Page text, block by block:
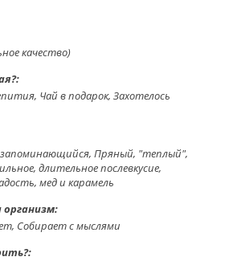
качество)
Чай в подарок, Захотелось
Пряный, "теплый",
длительное послевкусие,
мед и карамель
организм:
Собирает с мыслями